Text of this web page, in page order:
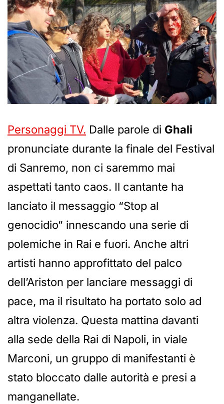
Personaggi TV. Dalle parole di Ghali
pronunciate durante la finale del Festival
di Sanremo, non ci saremmo mai
aspettati tanto caos. Il cantante ha
lanciato il messaggio “Stop al
genocidio” innescando una serie di
polemiche in Rai e fuori. Anche altri
artisti hanno approfittato del palco
dell’Ariston per lanciare messaggi di
pace, ma il risultato ha portato solo ad
altra violenza. Questa mattina davanti
alla sede della Rai di Napoli, in viale
Marconi, un gruppo di manifestanti è
stato bloccato dalle autorità e presi a
manganellate.